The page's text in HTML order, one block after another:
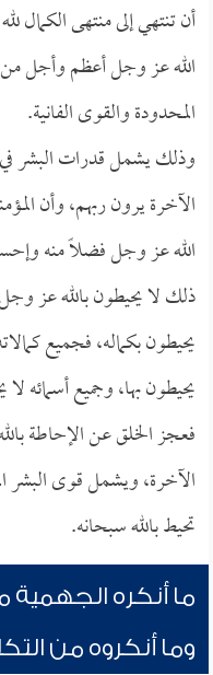
أن تنتهي إلى منتهى
الله عز وجل أعظم وأجل من
المحدودة والقوى الفانية.
وذلك يشمل قدرات البشر في
الآخرة يرون ربهم، وأن
الله عز وجل فضلاً منه
ذلك لا يحيطون بالله عز
يحيطون بكماله، فجميع
يحيطون بها، وجميع أسمائه لا
فعجز الخلق عن الإحاطة
الآخرة، ويشمل قوى البشر
تحيط بالله سبحانه.
ما أنكره الجهمية
وما أنكروه من